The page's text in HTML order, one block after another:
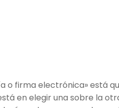
o firma electrónica» está
en elegir una sobre la